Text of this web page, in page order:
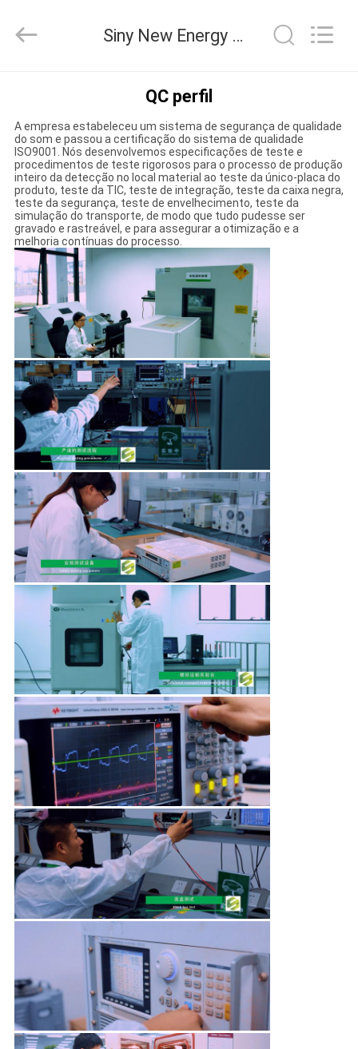
PRODUTOS
QUEM
SOMOS
FÁBRICA
CONTROLE
QUALIDADE
FALE
CONOSCO
NOTÍCIAS
PEDIR UM
ORÇAMENTO
MAPA
DO
SITE
POLÍTICA
PRIVACIDADE
Energy
Siny New Energy Co., Limited Controle de Qualidade
QC perfil
A empresa estabeleceu um sistema de segurança de qualidade
do som e passou a certificação do sistema de qualidade
ISO9001. Nós desenvolvemos especificações de teste e
procedimentos de teste rigorosos para o processo de produção
inteiro da detecção no local material ao teste da único-placa do
produto, teste da TIC, teste de integração, teste da caixa negra,
teste da segurança, teste de envelhecimento, teste da
simulação do transporte, de modo que tudo pudesse ser
gravado e rastreável, e para assegurar a otimização e a
melhoria contínuas do processo.